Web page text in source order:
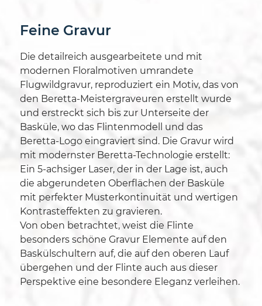
Feine Gravur
Die detailreich ausgearbeitete und mit
modernen Floralmotiven umrandete
Flugwildgravur, reproduziert ein Motiv, das von
den Beretta-Meistergraveuren erstellt wurde
und erstreckt sich bis zur Unterseite der
Basküle, wo das Flintenmodell und das
Beretta-Logo eingraviert sind.Die Gravur wird
mit modernster Beretta-Technologie erstellt:
Ein 5-achsiger Laser, der in der Lage ist, auch
die abgerundeten Oberflächen der Basküle
mit perfekter Musterkontinuität und wertigen
Kontrasteffekten zu gravieren.
Von oben betrachtet, weist die Flinte
besonders schöne Gravur Elemente auf den
Baskülschultern auf, die auf den oberen Lauf
übergehen und der Flinte auch aus dieser
Perspektive eine besondere Eleganz verleihen.